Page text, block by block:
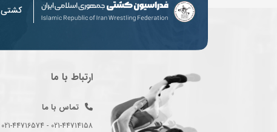
کشتی
ارتباط با ما
تماس با ما
021-44714158 - 021-44716574 - 021-44714489